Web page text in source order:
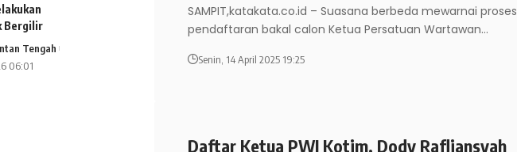
SAMPIT,katakata.co.id – Suasana berbeda mewarnai proses
pendaftaran bakal calon Ketua Persatuan Wartawan…
Senin, 14 April 2025 19:25
Daftar Ketua PWI Kotim, Dody Rafliansyah
Bergilir
Tengah
06:01